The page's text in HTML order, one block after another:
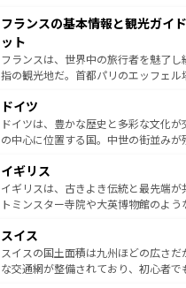
ませてくれるイタリアで、忘れられな
なお、新着のイタリア情報は
しい。
文化が根付くこの国では、情熱的なフ
れる闘牛、そして美味しいタパスが生
る。首都マドリードの洗練された雰囲
アートに溢れた街角から、地方では古
せる。地方によって風土や気候が異な
性で訪れる人を魅了
ンテンツ一覧を参照してほしい。
フランスの基本情報と観光ガイ
ット
フランスは、世界中の旅行者を魅了
指の観光地だ。首都パリのエッフェル
で、幅広い魅力が詰まっている。華麗
聖堂、美しいビーチ、そして豊かな
から魅了する。また、フランスは美食
いる。シャンパンの発祥地であるラン
香り高いラベンダー畑など、多彩な楽
らに、パリ以外の地域にも魅力が溢れ
れる地方に足を運ぶとそれぞれで全く
きるだろう。 なお、新着のフランス
を参照してほしい。
ドイツ
ドイツは、豊かな歴史と多彩な文化
の中心に位置する国。中世の街並みが
顔を持つこの国は、どこを歩いても飽
ルリンの文化的活気、バイエルン州の
してライン川沿いのワイン畑といった
は、お酒好きな人にはぜひ体験してほしい。 なお
ドイツ情報はコンテンツ一覧を参照し
イギリス
イギリスは、古きよき伝統と最先端が
トミンスター寺院や大英博物館のよう
リアごとに異なる魅力がある。また、
ティー、ビール好きにはたまらない
戦など、本場だからこそできる体験も
スイス
スイスの国土面積は九州ほどの広さ
な交通網が整備されており、初心者で